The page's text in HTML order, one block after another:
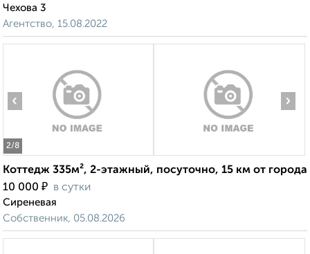
Чехова 3
Агентство, 15.08.2022
2/8
‹ ›
Коттедж 335м², 2-этажный, посуточно, 15 км от города
10 000 ₽ в сутки
Сиреневая
Собственник, 05.08.2026